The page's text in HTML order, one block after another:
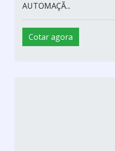
AUTOMAÇÃ...
Cotar agora